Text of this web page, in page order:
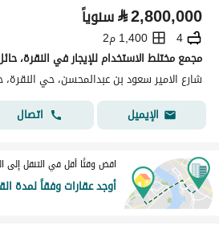
⃁2,800,000 سنوياً
4
1,400 م2
مجمع مختلط الاستخدام للإيجار في النقرة،
شارع الامير سعود بن عبدالمحسن، حي النقرة،
الإيميل
اتصال
اقض وقتًا أقل في التنقل إلى
أوجد عقارات وفقاً لمدة